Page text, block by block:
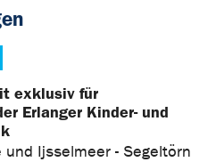
exklusiv für
Erlanger Kinder- und
und Ijsselmeer - Segeltörn